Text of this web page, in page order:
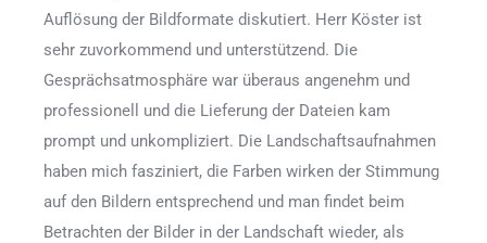
Auflösung der Bildformate diskutiert. Herr Köster ist
sehr zuvorkommend und unterstützend. Die
Gesprächsatmosphäre war überaus angenehm und
professionell und die Lieferung der Dateien kam
prompt und unkompliziert. Die Landschaftsaufnahmen
haben mich fasziniert, die Farben wirken der Stimmung
auf den Bildern entsprechend und man findet beim
Betrachten der Bilder in der Landschaft wieder, als